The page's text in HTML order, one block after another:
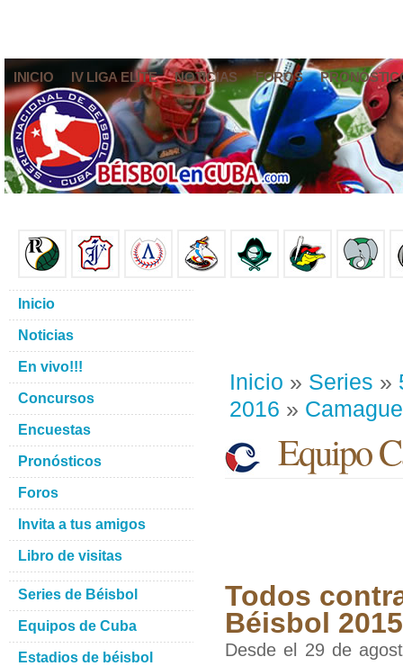
INICIO IV LIGA ELITE NOTICIAS FOROS
Inicio » Series »
2016 »
Equipo
Todos
Béisbol
Desde el 29 de
Inicio
Noticias
En vivo!!!
Concursos
Encuestas
Pronósticos
Foros
Invita a tus amigos
Libro de visitas
Series de Béisbol
Equipos de Cuba
Estadios de béisbol